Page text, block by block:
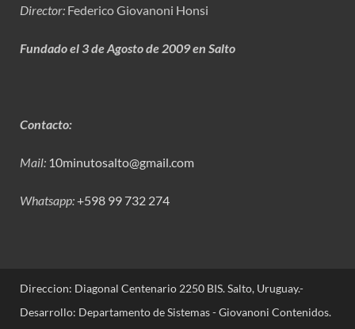
Director: Federico Giovanoni Honsi
Fundado el 3 de Agosto de 2009 en Salto
Contacto:
Mail: 10minutosalto@gmail.com
Whatsapp:+598 99 732 274
Direccion: Diagonal Centenario 2250 BIS. Salto, Uruguay.-
Desarrollo: Departamento de Sistemas - Giovanoni Contenidos.